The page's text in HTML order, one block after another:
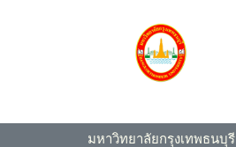
มหาวิทยาลัยกรุงเทพธนบุรี